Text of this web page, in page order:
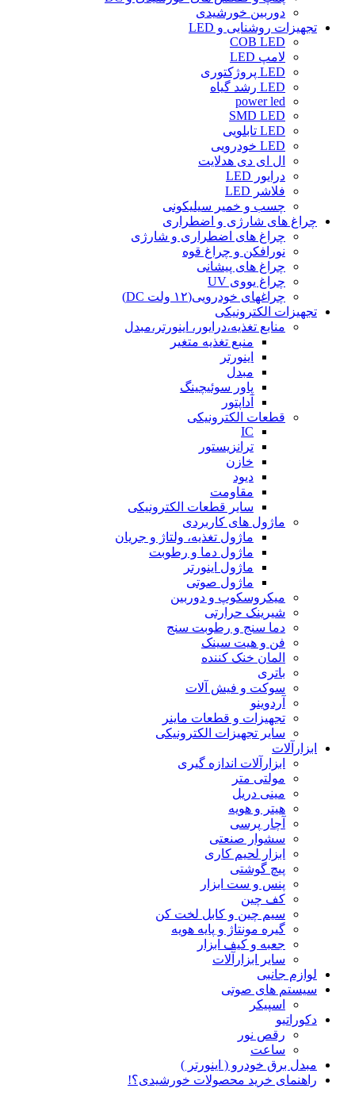
دوربین خورشیدی
تجهیزات روشنایی و LED
COB LED
لامپ LED
LED پروژکتوری
LED رشد گیاه
power led
SMD LED
LED تابلویی
LED خودرویی
ال ای دی هدلایت
درایور LED
فلاشر LED
چسب و خمیر سیلیکونی
چراغ های شارژی و اضطراری
چراغ های اضطراری و شارژی
نورافکن و چراغ قوه
چراغ های پیشانی
چراغ یووی UV
چراغهای خودرویی(۱۲ ولت DC)
تجهیزات الکترونیکی
منابع تغذیه،درایور، اینورتر،مبدل
منبع تغذیه متغیر
اینورتر
مبدل
پاور سوئیچینگ
آداپتور
قطعات الکترونیکی
IC
ترانزیستور
خازن
دیود
مقاومت
سایر قطعات الکترونیکی
ماژول های کاربردی
ماژول تغذیه، ولتاژ و جریان
ماژول دما و رطوبت
ماژول اینورتر
ماژول صوتی
میکروسکوپ و دوربین
شیرینک حرارتی
دما سنج و رطوبت سنج
فن و هیت سینک
المان خنک کننده
باتری
سوکت و فیش آلات
آردوینو
تجهیزات و قطعات ماینر
سایر تجهیزات الکترونیکی
ابزارآلات
ابزارآلات اندازه گیری
مولتی متر
مینی دریل
هیتر و هویه
آچار پرسی
سشوار صنعتی
ابزار لحیم کاری
پیچ گوشتی
پنس و ست ابزار
کف چین
سیم چین و کابل لخت کن
گیره مونتاژ و پایه هویه
جعبه و کیف ابزار
سایر ابزارآلات
لوازم جانبی
سیستم های صوتی
اسپیکر
دکوراتیو
رقص نور
ساعت
مبدل برق خودرو ( اینورتر )
راهنمای خرید محصولات خورشیدی؟!